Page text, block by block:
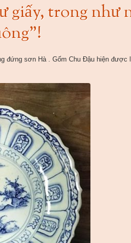
giấy, trong như
đứng sơn Hà . Gốm Chu Đậu hiện được